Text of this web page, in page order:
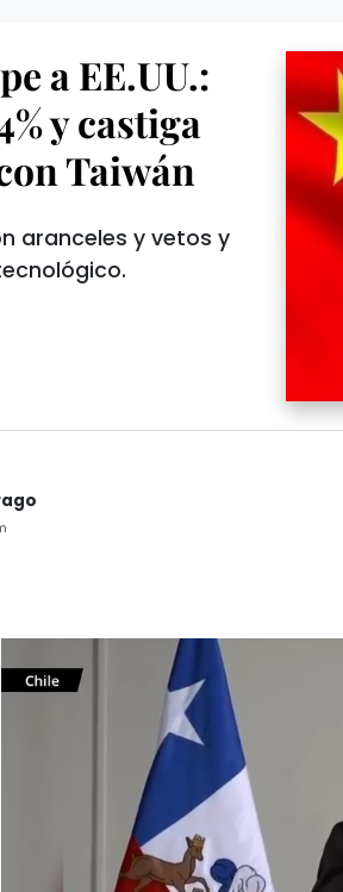
a EE.UU.:
y castiga
Taiwán
aranceles y vetos y